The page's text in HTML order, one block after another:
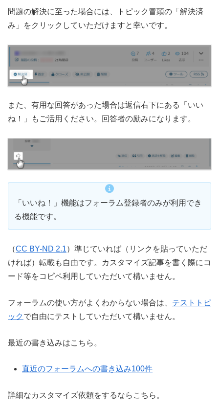
問題の解決に至った場合には、トピック冒頭の「解決済
み」をクリックしていただけますと幸いです。
また、有用な回答があった場合は返信右下にある「いい
ね！」もご活用ください。回答者の励みになります。
「いいね！」機能はフォーラム登録者のみが利用でき
る機能です。
（CC BY-ND 2.1）準じていれば（リンクを貼っていただ
ければ）転載も自由です。カスタマイズ記事を書く際にコ
ード等をコピペ利用していただいて構いません。
フォーラムの使い方がよくわからない場合は、 テストトピ
ックで自由にテストしていただいて構いません。
最近の書き込みはこちら。
直近のフォーラムへの書き込み100件
詳細なカスタマイズ依頼をするならこちら。